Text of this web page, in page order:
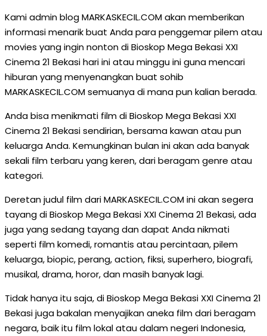
Kami admin blog MARKASKECIL.COM akan memberikan
informasi menarik buat Anda para penggemar pilem atau
movies yang ingin nonton di Bioskop Mega Bekasi XXI
Cinema 21 Bekasi hari ini atau minggu ini guna mencari
hiburan yang menyenangkan buat sohib
MARKASKECIL.COM semuanya di mana pun kalian berada.
Anda bisa menikmati film di Bioskop Mega Bekasi XXI
Cinema 21 Bekasi sendirian, bersama kawan atau pun
keluarga Anda. Kemungkinan bulan ini akan ada banyak
sekali film terbaru yang keren, dari beragam genre atau
kategori.
Deretan judul film dari MARKASKECIL.COM ini akan segera
tayang di Bioskop Mega Bekasi XXI Cinema 21 Bekasi, ada
juga yang sedang tayang dan dapat Anda nikmati
seperti film komedi, romantis atau percintaan, pilem
keluarga, biopic, perang, action, fiksi, superhero, biografi,
musikal, drama, horor, dan masih banyak lagi.
Tidak hanya itu saja, di Bioskop Mega Bekasi XXI Cinema 21
Bekasi juga bakalan menyajikan aneka film dari beragam
negara, baik itu film lokal atau dalam negeri Indonesia,